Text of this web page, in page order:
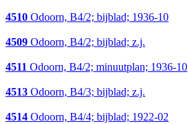
4510 Odoorn, B4/2; bijblad; 1936-10
4509 Odoorn, B4/2; bijblad; z.j.
4511 Odoorn, B4/2; minuutplan; 1936-10
4513 Odoorn, B4/3; bijblad; z.j.
4514 Odoorn, B4/4; bijblad; 1922-02